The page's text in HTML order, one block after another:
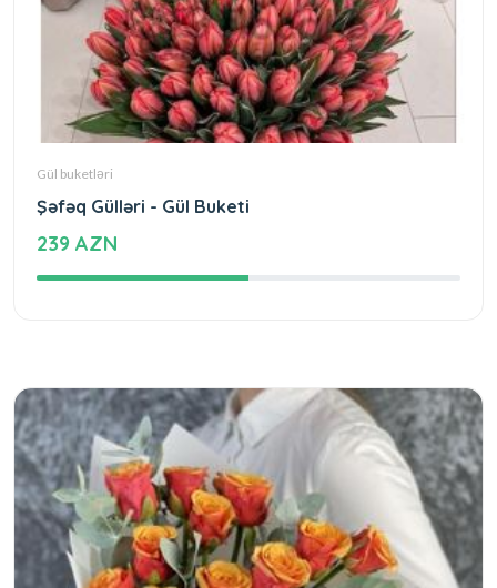
Gül buketləri
Şəfəq Gülləri - Gül Buketi
239 AZN